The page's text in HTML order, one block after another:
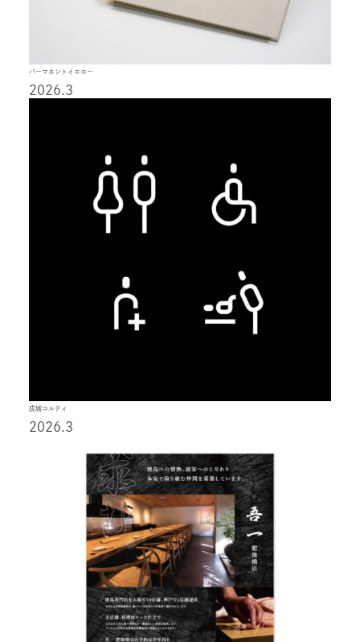
パーマネントイエロー
2026.3
成城コルティ
2026.3